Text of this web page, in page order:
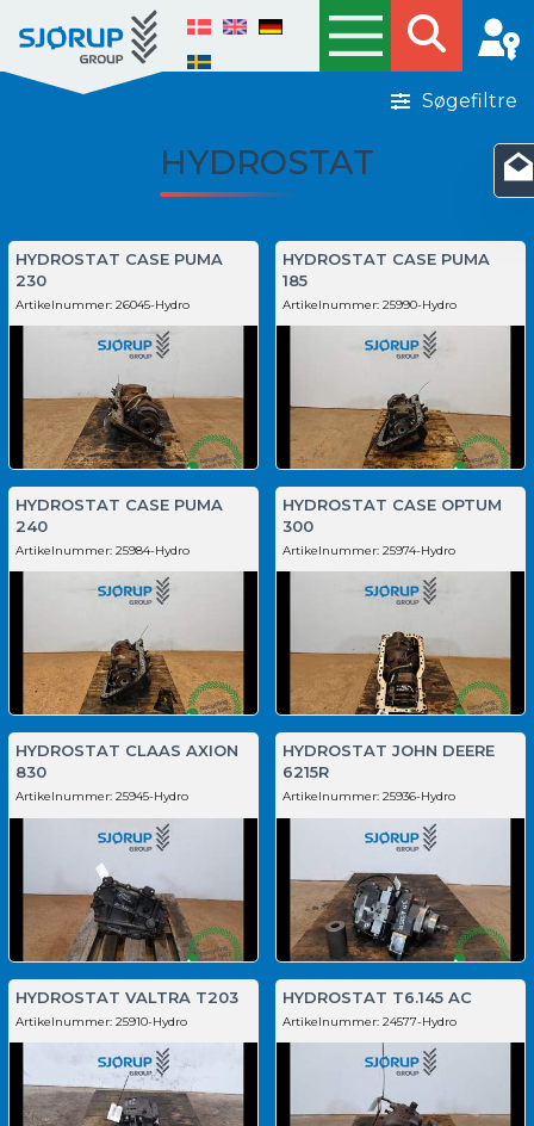
Søgefiltre
HYDROSTAT
HYDROSTAT CASE PUMA
230
Artikelnummer: 26045-Hydro
HYDROSTAT CASE PUMA
185
Artikelnummer: 25990-Hydro
HYDROSTAT CASE PUMA
240
Artikelnummer: 25984-Hydro
HYDROSTAT CASE OPTUM
300
Artikelnummer: 25974-Hydro
HYDROSTAT CLAAS AXION
830
Artikelnummer: 25945-Hydro
HYDROSTAT JOHN DEERE
6215R
Artikelnummer: 25936-Hydro
HYDROSTAT VALTRA T203
Artikelnummer: 25910-Hydro
HYDROSTAT T6.145 AC
Artikelnummer: 24577-Hydro